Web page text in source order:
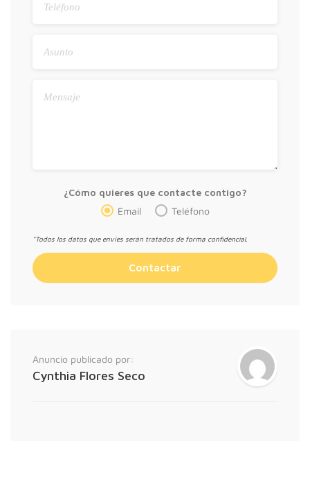
¿Cómo quieres que contacte contigo?
Email
Teléfono
*Todos los datos que envíes serán tratados de forma confidencial.
Anuncio publicado por:
Cynthia Flores Seco